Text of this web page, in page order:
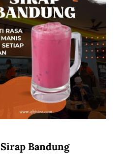
Sirap Bandung